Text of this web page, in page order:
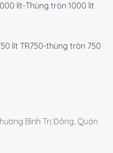
lít-Thùng tròn 1000 lít
lít TR750-thùng tròn 750
Bình Trị Đông, Quận